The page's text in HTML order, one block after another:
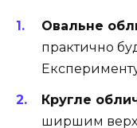
Овальне
практично
Кругле
ширшим